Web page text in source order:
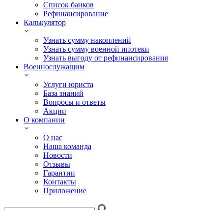
Список банков
Рефинансирование
Калькулятор
Узнать сумму накоплений
Узнать сумму военной ипотеки
Узнать выгоду от рефинансирования
Военнослужащим
Услуги юриста
База знаний
Вопросы и ответы
Акции
О компании
О нас
Наша команда
Новости
Отзывы
Гарантии
Контакты
Приложение